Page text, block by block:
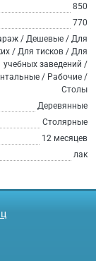
850
770
/ Дешевые / Для
/ Для тисков / Для
учебных заведений /
/ Рабочие /
Столы
Деревянные
Столярные
12 месяцев
лак